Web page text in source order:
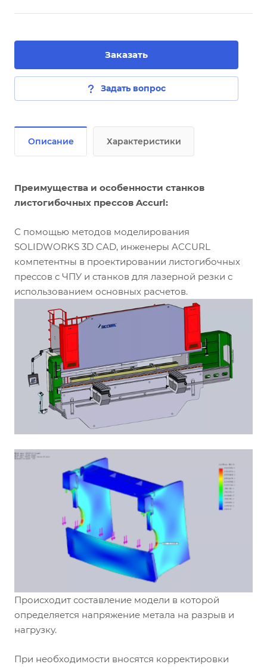
Заказать
Задать вопрос
Описание Характеристики
Преимущества и особенности станков
листогибочных прессов Accurl:
С помощью методов моделирования
SOLIDWORKS 3D CAD, инженеры ACCURL
компетентны в проектировании листогибочных
прессов с ЧПУ и станков для лазерной резки с
использованием основных расчетов.
Происходит составление модели в которой
определяется напряжение метала на разрыв и
нагрузку.
При необходимости вносятся корректировки